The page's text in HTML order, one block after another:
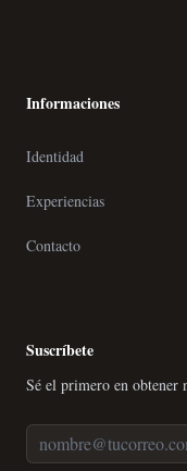
Informaciones
Identidad
Experiencias
Contacto
Suscríbete
Sé el primero en obtener
Correo Electrónico